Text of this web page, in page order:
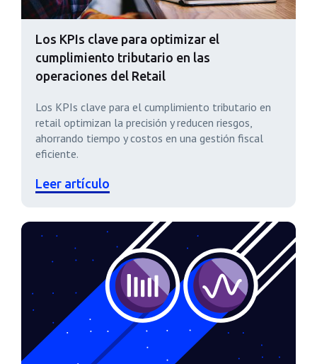
Los KPIs clave para optimizar el
cumplimiento tributario en las
operaciones del Retail
Los KPIs clave para el cumplimiento tributario en
retail optimizan la precisión y reducen riesgos,
ahorrando tiempo y costos en una gestión fiscal
eficiente.
Leer artículo